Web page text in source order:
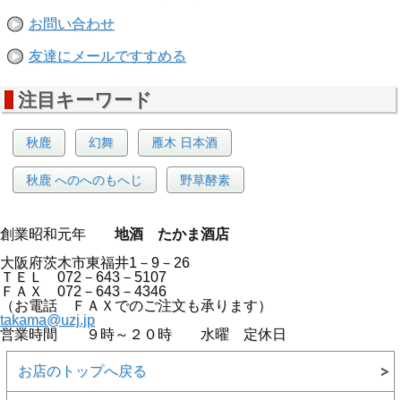
お問い合わせ
友達にメールですすめる
注目キーワード
秋鹿 幻舞 雁木 日本酒
秋鹿 へのへのもへじ 野草酵素
創業昭和元年 地酒 たかま酒店
大阪府茨木市東福井1－9－26
ＴＥＬ 072－643－5107
ＦＡＸ 072－643－4346
（お電話 ＦＡＸでのご注文も承ります）
takama@uzj.jp
営業時間 ９時～２０時 水曜 定休日
お店のトップへ戻る